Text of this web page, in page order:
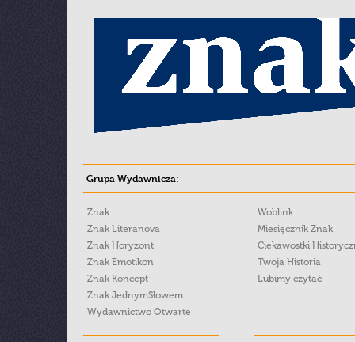
Grupa Wydawnicza:
Znak
Znak Literanova
Znak Horyzont
Znak Emotikon
Znak Koncept
Znak JednymSłowem
Wydawnictwo Otwarte
Woblink
Miesięcznik Znak
Ciekawostki
Twoja Historia
Lubimy czytać